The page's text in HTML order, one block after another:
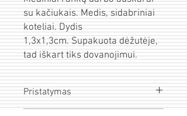
su kačiukais. Medis, sidabriniai
koteliai. Dydis
1,3x1,3cm. Supakuota dėžutėje,
tad iškart tiks dovanojimui.
Pristatymas